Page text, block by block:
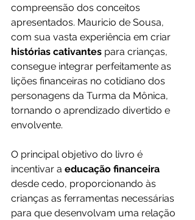
compreensão dos conceitos
apresentados. Mauricio de Sousa,
com sua vasta experiência em criar
histórias cativantes para crianças,
consegue integrar perfeitamente as
lições financeiras no cotidiano dos
personagens da Turma da Mônica,
tornando o aprendizado divertido e
envolvente.
O principal objetivo do livro é
incentivar a educação financeira
desde cedo, proporcionando às
crianças as ferramentas necessárias
para que desenvolvam uma relação